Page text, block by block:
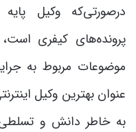
درصورتی‌که وکیل
پرونده‌های کیفری
موضوعات مربوط به
عنوان بهترین وکیل
به خاطر دانش و تسلطی